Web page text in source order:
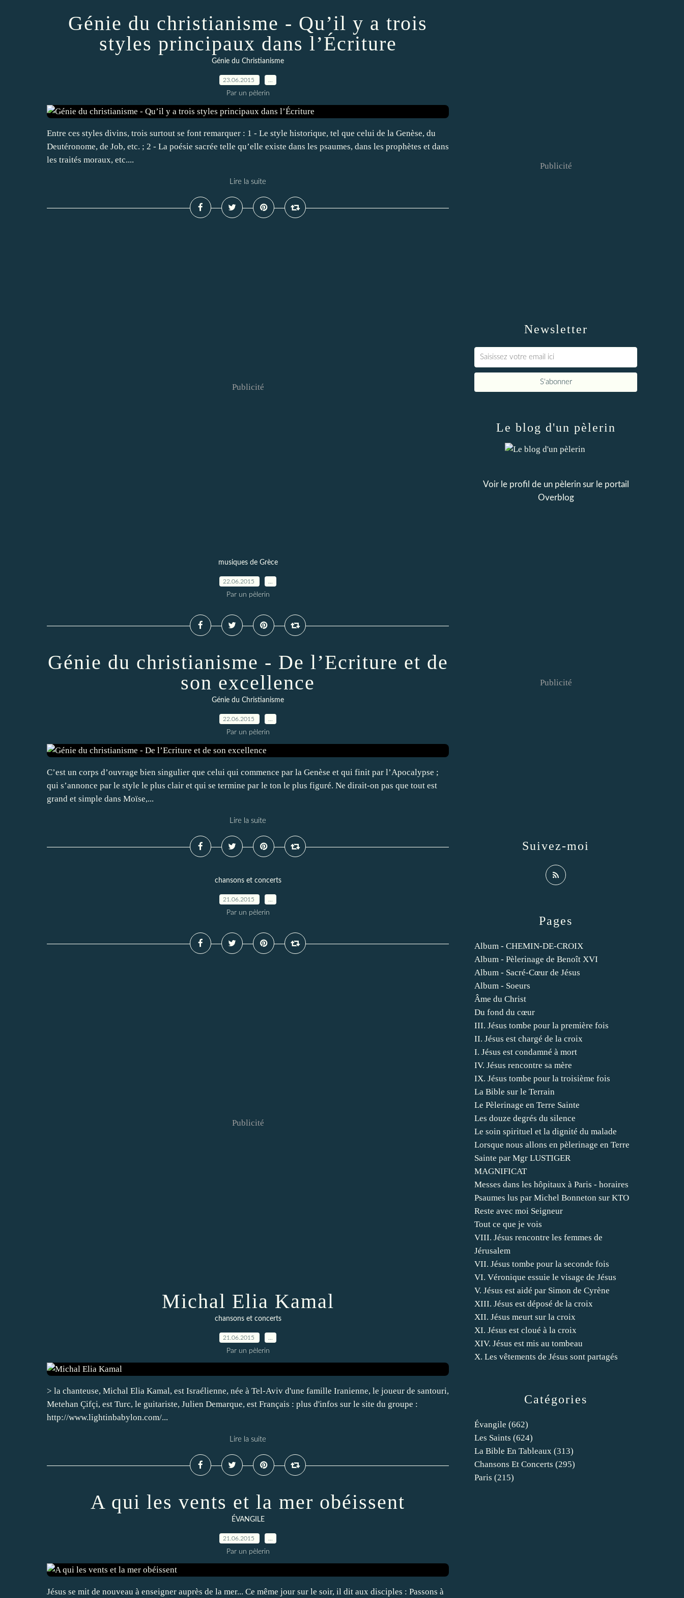
Génie du christianisme - Qu’il y a trois
styles principaux dans l’Écriture
Génie du Christianisme
23.06.2015
Par un pèlerin
Entre ces styles divins, trois surtout se font remarquer : 1 - Le style historique, tel que celui de la Genèse, du
Deutéronome, de Job, etc. ; 2 - La poésie sacrée telle qu’elle existe dans les psaumes, dans les prophètes et dans
les traités moraux, etc....
Lire la suite
Publicité
musiques de Grèce
22.06.2015
Par un pèlerin
Génie du christianisme - De l’Ecriture et de
son excellence
Génie du Christianisme
22.06.2015
Par un pèlerin
C’est un corps d’ouvrage bien singulier que celui qui commence par la Genèse et qui finit par l’Apocalypse ;
qui s’annonce par le style le plus clair et qui se termine par le ton le plus figuré. Ne dirait-on pas que tout est
grand et simple dans Moïse,...
Lire la suite
chansons et concerts
21.06.2015
Par un pèlerin
Publicité
Michal Elia Kamal
chansons et concerts
21.06.2015
Par un pèlerin
> la chanteuse, Michal Elia Kamal, est Israélienne, née à Tel-Aviv d'une famille Iranienne, le joueur de santouri,
Metehan Çifçi, est Turc, le guitariste, Julien Demarque, est Français : plus d'infos sur le site du groupe :
http://www.lightinbabylon.com/...
Lire la suite
A qui les vents et la mer obéissent
ÉVANGILE
21.06.2015
Par un pèlerin
Jésus se mit de nouveau à enseigner auprès de la mer... Ce même jour sur le soir, il dit aux disciples : Passons à
Newsletter
Publicité
Catégories
Évangile (662)
Les Saints (624)
La Bible En Tableaux (313)
Chansons Et Concerts (295)
Paris (215)
Pages
Album - CHEMIN-DE-CROIX
Album - Pèlerinage de Benoît XVI
Album - Sacré-Cœur de Jésus
Album - Soeurs
Âme du Christ
Du fond du cœur
III. Jésus tombe pour la première fois
II. Jésus est chargé de la croix
I. Jésus est condamné à mort
IV. Jésus rencontre sa mère
IX. Jésus tombe pour la troisième fois
La Bible sur le Terrain
Le Pèlerinage en Terre Sainte
Les douze degrés du silence
Le soin spirituel et la dignité du malade
Lorsque nous allons en pèlerinage en Terre
Sainte par Mgr LUSTIGER
MAGNIFICAT
Messes dans les hôpitaux à Paris - horaires
Psaumes lus par Michel Bonneton sur KTO
Reste avec moi Seigneur
Tout ce que je vois
VIII. Jésus rencontre les femmes de
Jérusalem
VII. Jésus tombe pour la seconde fois
VI. Véronique essuie le visage de Jésus
V. Jésus est aidé par Simon de Cyrène
XIII. Jésus est déposé de la croix
XII. Jésus meurt sur la croix
XI. Jésus est cloué à la croix
XIV. Jésus est mis au tombeau
X. Les vêtements de Jésus sont partagés
Le blog d'un pèlerin
Voir le profil de un pèlerinsur le portail
Overblog
Suivez-moi
Publicité